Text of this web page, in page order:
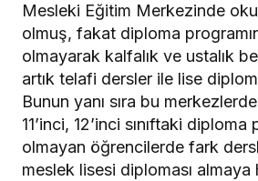
Mesleki Eğitim Merkezinde
olmuş, fakat diploma
olmayarak kalfalık ve ustalık
artık telafi dersler ile lise
Bunun yanı sıra bu
11’inci, 12’inci sınıftaki
olmayan öğrencilerde fark
meslek lisesi diploması almaya